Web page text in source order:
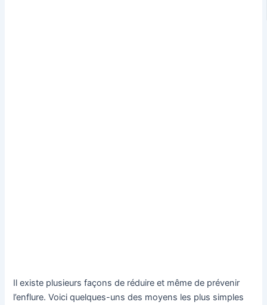
Il existe plusieurs façons de réduire et même de prévenir
l’enflure. Voici quelques-uns des moyens les plus simples